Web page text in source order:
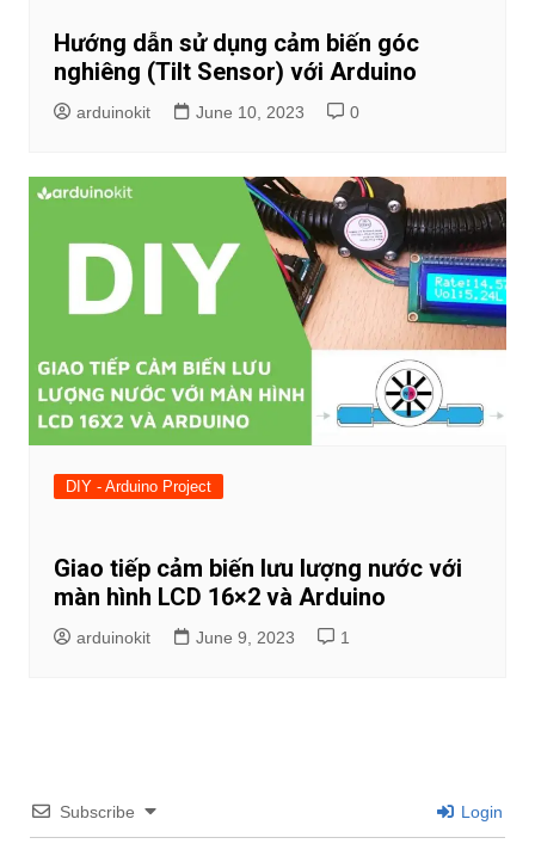
Hướng dẫn sử dụng cảm biến góc
nghiêng (Tilt Sensor) với Arduino
arduinokit June 10, 2023 0
DIY - Arduino Project
Giao tiếp cảm biến lưu lượng nước với
màn hình LCD 16×2 và Arduino
arduinokit June 9, 2023 1
Subscribe Login